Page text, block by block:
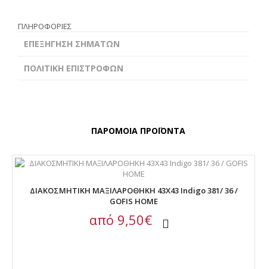
ΠΛΗΡΟΦΟΡΙΕΣ
ΕΠΕΞΗΓΗΣΗ ΣΗΜΑΤΩΝ
ΠΟΛΙΤΙΚΗ ΕΠΙΣΤΡΟΦΩΝ
ΠΑΡΟΜΟΙΑ ΠΡΟΪΟΝΤΑ
ΔΙΑΚΟΣΜΗΤΙΚΗ ΜΑΞΙΛΑΡΟΘΗΚΗ 43Χ43 Indigo 381/ 36 /
GOFIS HOME
από 9,50€